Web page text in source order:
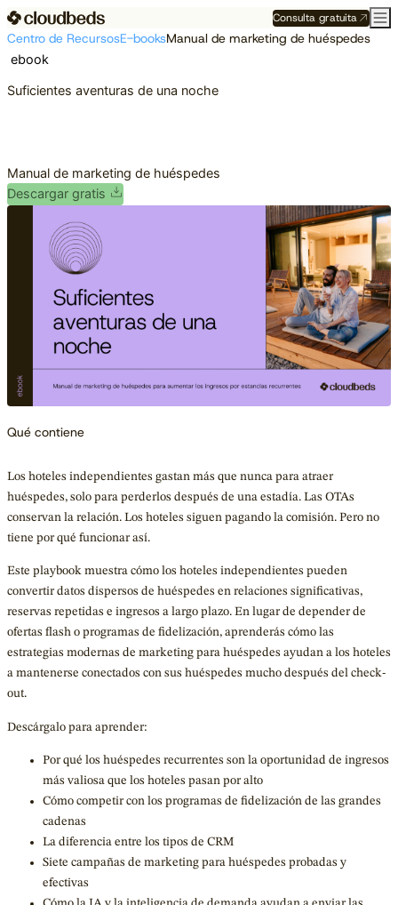
Consulta gratuita
Centro de RecursosE-booksManual de marketing de huéspedes
ebook
Suficientes aventuras de una noche
Manual de marketing de huéspedes
Descargar gratis
Qué contiene
Los hoteles independientes gastan más que nunca para atraer
huéspedes, solo para perderlos después de una estadía. Las OTAs
conservan la relación. Los hoteles siguen pagando la comisión. Pero no
tiene por qué funcionar así.
Este playbook muestra cómo los hoteles independientes pueden
convertir datos dispersos de huéspedes en relaciones significativas,
reservas repetidas e ingresos a largo plazo. En lugar de depender de
ofertas flash o programas de fidelización, aprenderás cómo las
estrategias modernas de marketing para huéspedes ayudan a los hoteles
a mantenerse conectados con sus huéspedes mucho después del check-
out.
Descárgalo para aprender:
Por qué los huéspedes recurrentes son la oportunidad de ingresos
más valiosa que los hoteles pasan por alto
Cómo competir con los programas de fidelización de las grandes
cadenas
La diferencia entre los tipos de CRM
Siete campañas de marketing para huéspedes probadas y
efectivas